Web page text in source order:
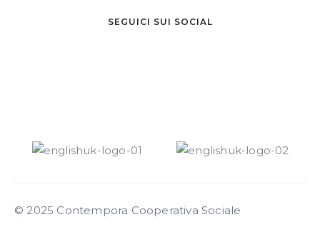
SEGUICI SUI SOCIAL
© 2025 Contempora Cooperativa Sociale